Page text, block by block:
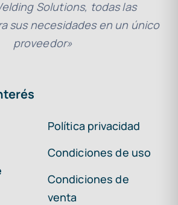
Solutions, todas las
sus necesidades en un único
proveedor»
Política privacidad
Condiciones de uso
Condiciones de
venta